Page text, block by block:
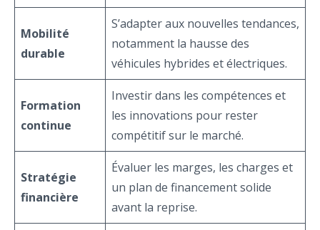
Mobilité
durable
S’adapter aux nouvelles tendances,
notamment la hausse des
véhicules hybrides et électriques.
Formation
continue
Investir dans les compétences et
les innovations pour rester
compétitif sur le marché.
Stratégie
financière
Évaluer les marges, les charges et
un plan de financement solide
avant la reprise.